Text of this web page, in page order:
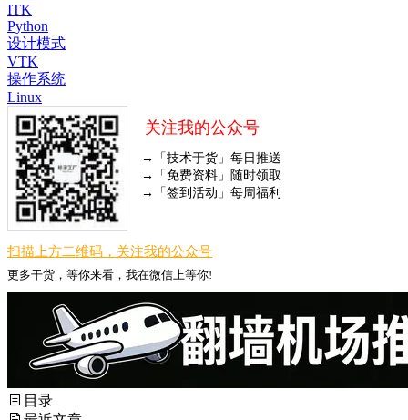
ITK
Python
设计模式
VTK
操作系统
Linux
关注我的公众号
→「技术于货」每日推送
→「免费资料」随时领取
→「签到活动」每周福利
扫描上方二维码，关注我的公众号
更多干货，等你来看，我在微信上等你!
目录